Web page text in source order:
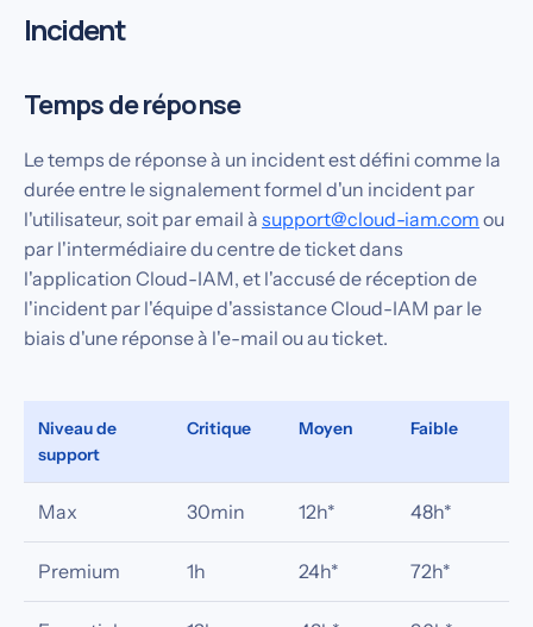
Incident
Temps de réponse
Le temps de réponse à un incident est défini comme la
durée entre le signalement formel d'un incident par
l'utilisateur, soit par email à support@cloud-iam.com ou
par l'intermédiaire du centre de ticket dans
l'application Cloud-IAM, et l'accusé de réception de
l'incident par l'équipe d'assistance Cloud-IAM par le
biais d'une réponse à l'e-mail ou au ticket.
Niveau de
support
Critique Moyen Faible
Max 30min 12h* 48h*
Premium 1h 24h* 72h*